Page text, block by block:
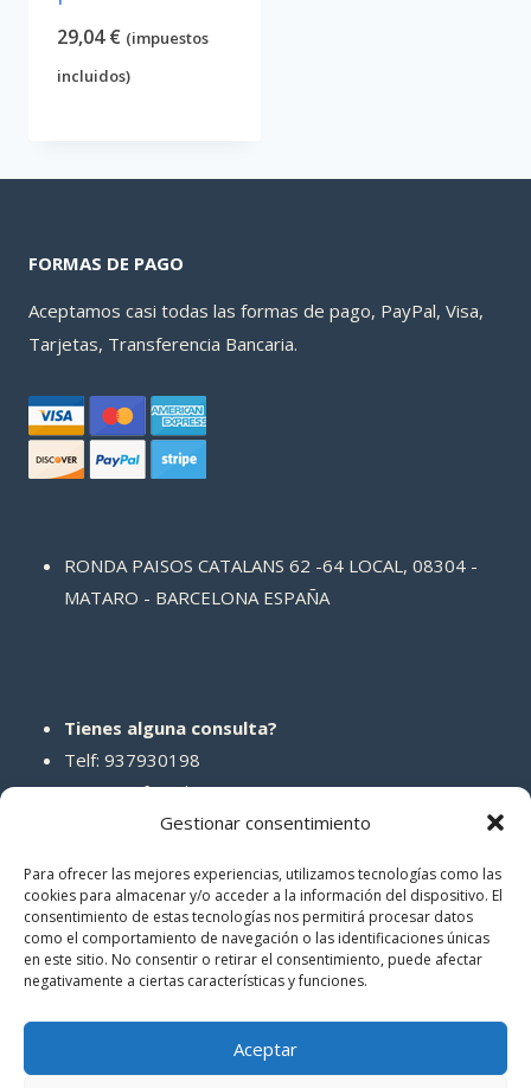
Gestionar consentimiento
Para ofrecer las mejores experiencias, utilizamos tecnologías como las
cookies para almacenar y/o acceder a la información del dispositivo. El
consentimiento de estas tecnologías nos permitirá procesar datos
como el comportamiento de navegación o las identificaciones únicas
en este sitio. No consentir o retirar el consentimiento, puede afectar
negativamente a ciertas características y funciones.
Aceptar
29,04€ (impuestos
incluidos)
FORMAS DE PAGO
Aceptamos casi todas las formas de pago, PayPal, Visa,
Tarjetas, Transferencia Bancaria.
RONDA PAISOS CATALANS 62 -64 LOCAL, 08304 -
MATARO - BARCELONA ESPAÑA
Tienes alguna consulta?
Telf: 937930198
Correo: info@abcreparaciones.com
REDES SOCIALES